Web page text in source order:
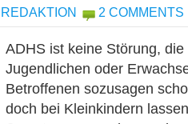
REDAKTION 2 COMMENTS
ADHS ist keine Störung,
Jugendlichen oder
Betroffenen sozusagen
doch bei Kleinkindern